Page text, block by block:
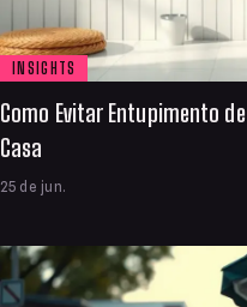
INSIGHTS
Como Evitar Entupimento
Casa
25 de jun.